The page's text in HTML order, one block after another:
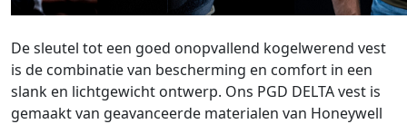
De sleutel tot een goed onopvallend kogelwerend vest
is de combinatie van bescherming en comfort in een
slank en lichtgewicht ontwerp. Ons PGD DELTA vest is
gemaakt van geavanceerde materialen van Honeywell